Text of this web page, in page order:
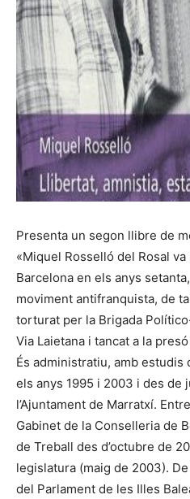
Presenta un segon llibre de
«Miquel Rosselló del Rosal
Barcelona en els anys
moviment antifranquista, de
torturat per la Brigada
Via Laietana i tancat a la
És administratiu, amb estudis
els anys 1995 i 2003 i des de
l’Ajuntament de Marratxí.
Gabinet de la Conselleria de
de Treball des d’octubre de
legislatura (maig de 2003).
del Parlament de les Illes